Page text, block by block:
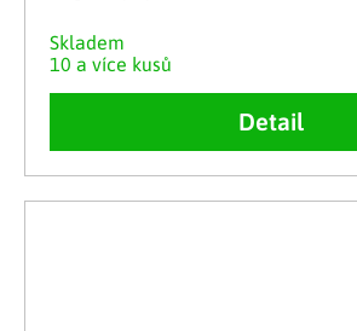
Skladem
10 a více kusů
Detail